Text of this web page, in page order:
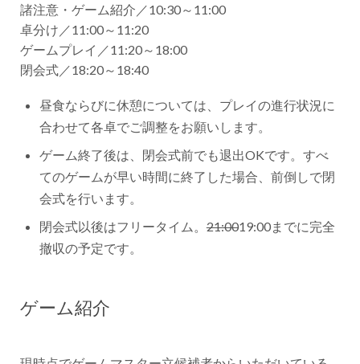
諸注意・ゲーム紹介／10:30～11:00
卓分け／11:00～11:20
ゲームプレイ／11:20～18:00
閉会式／18:20～18:40
昼食ならびに休憩については、プレイの進行状況に
合わせて各卓でご調整をお願いします。
ゲーム終了後は、閉会式前でも退出OKです。すべ
てのゲームが早い時間に終了した場合、前倒しで閉
会式を行います。
閉会式以後はフリータイム。21:0019:00までに完全
撤収の予定です。
ゲーム紹介